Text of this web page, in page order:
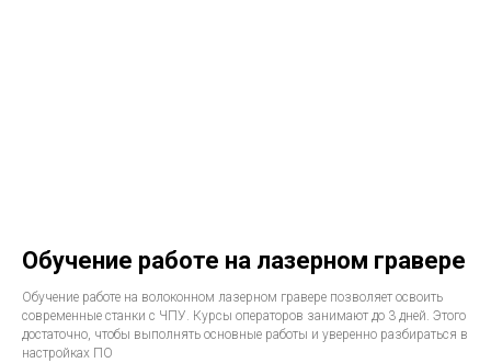
Обучение работе на лазерном гравере
Обучение работе на волоконном лазерном гравере позволяет освоить
современные станки с ЧПУ. Курсы операторов занимают до 3 дней. Этого
достаточно, чтобы выполнять основные работы и уверенно разбираться в
настройках ПО